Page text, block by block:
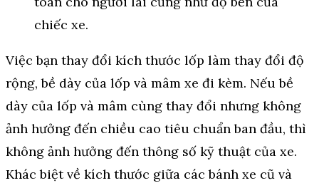
Việc bạn thay đổi kích thước lốp làm thay đổi độ
rộng, bề dày của lốp và mâm xe đi kèm. Nếu bề
dày của lốp và mâm cùng thay đổi nhưng không
ảnh hưởng đến chiều cao tiêu chuẩn ban đầu, thì
không ảnh hưởng đến thông số kỹ thuật của xe.
Khác biệt về kích thước giữa các bánh xe cũ và